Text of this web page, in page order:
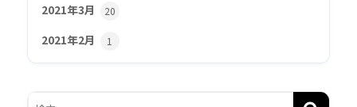
2021年3月 20
2021年2月 1